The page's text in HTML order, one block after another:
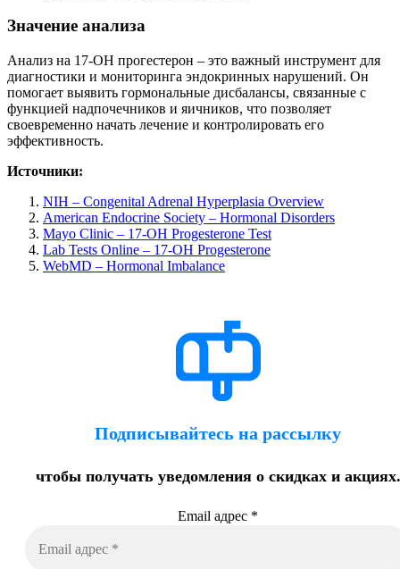
Значение анализа
Анализ на 17-ОН прогестерон – это важный инструмент для
диагностики и мониторинга эндокринных нарушений. Он
помогает выявить гормональные дисбалансы, связанные с
функцией надпочечников и яичников, что позволяет
своевременно начать лечение и контролировать его
эффективность.
Источники:
NIH – Congenital Adrenal Hyperplasia Overview
American Endocrine Society – Hormonal Disorders
Mayo Clinic – 17-OH Progesterone Test
Lab Tests Online – 17-OH Progesterone
WebMD – Hormonal Imbalance
Подписывайтесь на рассылку
чтобы получать уведомления о скидках и акциях.
Email адрес *